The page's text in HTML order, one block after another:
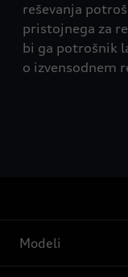
reševanja
pristojnega za
bi ga potrošnik
o izvensodnem
Modeli